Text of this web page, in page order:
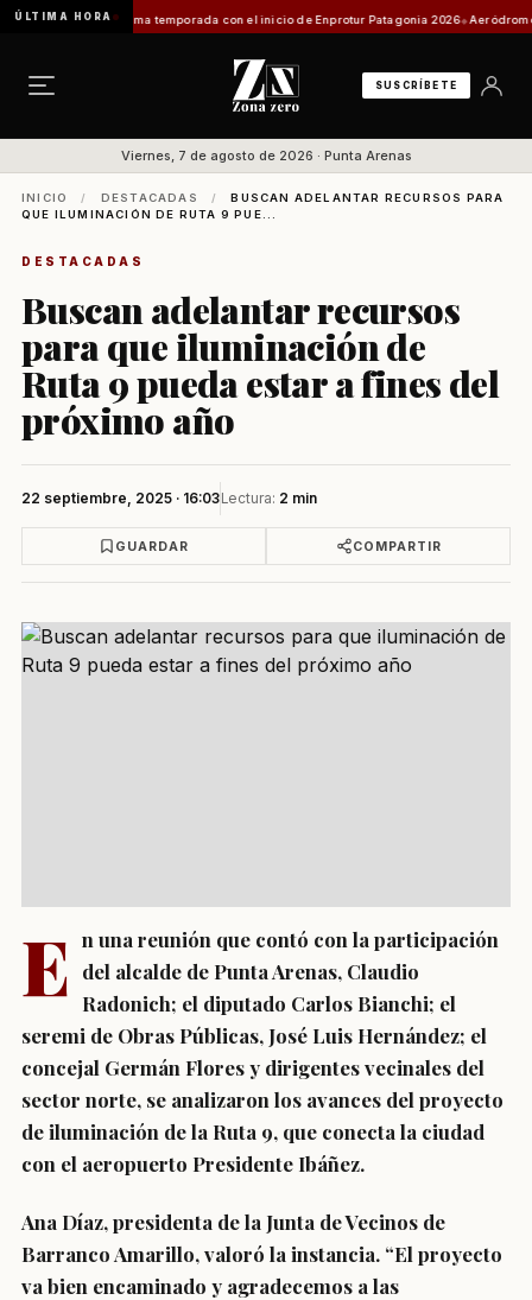
ÚLTIMA HORA
su próxima temporada con el inicio de Enprotur Patagonia 2026 Aeródromo de
SUSCRÍBETE
Viernes, 7 de agosto de 2026 · Punta Arenas
INICIO / DESTACADAS /
BUSCAN ADELANTAR RECURSOS PARA
QUE ILUMINACIÓN DE RUTA 9 PUE...
DESTACADAS
Buscan adelantar recursos
para que iluminación de
Ruta 9 pueda estar a fines del
próximo año
22 septiembre, 2025 · 16:03Lectura: 2 min
GUARDAR COMPARTIR
E n una reunión que contó con la participación
del alcalde de Punta Arenas, Claudio
Radonich; el diputado Carlos Bianchi; el
seremi de Obras Públicas, José Luis Hernández; el
concejal Germán Flores y dirigentes vecinales del
sector norte, se analizaron los avances del proyecto
de iluminación de la Ruta 9, que conecta la ciudad
con el aeropuerto Presidente Ibáñez.
Ana Díaz, presidenta de la Junta de Vecinos de
Barranco Amarillo, valoró la instancia. “El proyecto
va bien encaminado y agradecemos a las